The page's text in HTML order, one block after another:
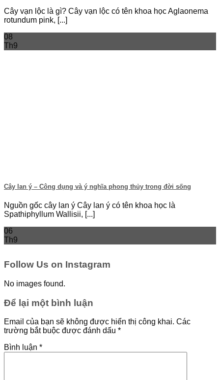
Cây vạn lộc là gì? Cây vạn lộc có tên khoa học Aglaonema
rotundum pink, [...]
08
Th9
Cây lan ý – Công dụng và ý nghĩa phong thủy trong đời sống
Nguồn gốc cây lan ý Cây lan ý có tên khoa học là
Spathiphyllum Wallisii, [...]
06
Th9
Follow Us on Instagram
No images found.
Để lại một bình luận
Email của bạn sẽ không được hiển thị công khai. Các
trường bắt buộc được đánh dấu *
Bình luận *